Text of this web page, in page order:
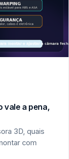
vale a pena,
3D, quais
com